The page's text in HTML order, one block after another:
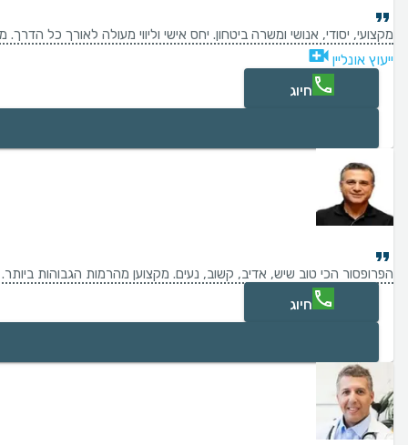
מקצועי, יסודי, אנושי ומשרה ביטחון. יחס אישי וליווי מעולה לאורך כל
ייעוץ אונליין
חיוג
הפרופסור הכי טוב שיש, אדיב, קשוב, נעים. מקצוען מהרמות הגבוהות
חיוג